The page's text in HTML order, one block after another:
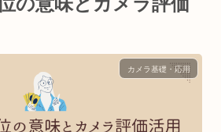
カメラ基礎・応用